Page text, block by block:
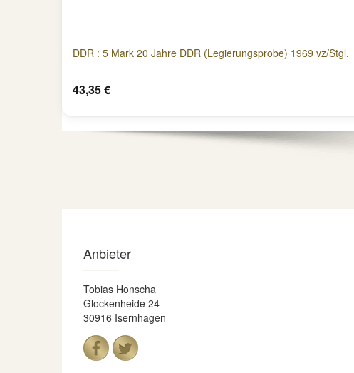
DDR : 5 Mark 20 Jahre DDR (Legierungsprobe) 1969 vz/Stgl.
43,35 €
Anbieter
Tobias Honscha
Glockenheide 24
30916 Isernhagen